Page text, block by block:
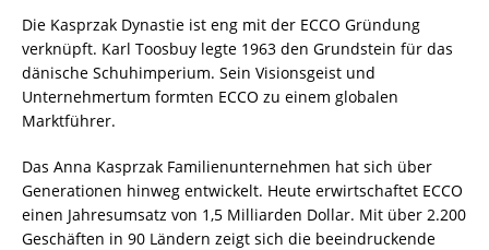
Die Kasprzak Dynastie ist eng mit der ECCO Gründung
verknüpft. Karl Toosbuy legte 1963 den Grundstein für das
dänische Schuhimperium. Sein Visionsgeist und
Unternehmertum formten ECCO zu einem globalen
Marktführer.
Das Anna Kasprzak Familienunternehmen hat sich über
Generationen hinweg entwickelt. Heute erwirtschaftet ECCO
einen Jahresumsatz von 1,5 Milliarden Dollar. Mit über 2.200
Geschäften in 90 Ländern zeigt sich die beeindruckende